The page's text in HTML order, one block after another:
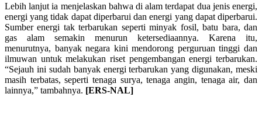
Lebih lanjut ia menjelaskan bahwa di alam terdapat dua jenis energi,
energi yang tidak dapat diperbarui dan energi yang dapat diperbarui.
Sumber energi tak terbarukan seperti minyak fosil, batu bara, dan
gas alam semakin menurun ketersediaannya. Karena itu,
menurutnya, banyak negara kini mendorong perguruan tinggi dan
ilmuwan untuk melakukan riset pengembangan energi terbarukan.
“Sejauh ini sudah banyak energi terbarukan yang digunakan, meski
masih terbatas, seperti tenaga surya, tenaga angin, tenaga air, dan
lainnya,” tambahnya. [ERS-NAL]